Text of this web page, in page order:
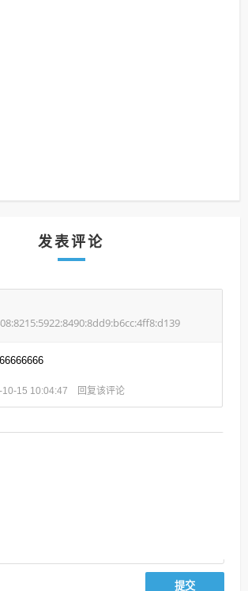
发表评论
15 10:04:47 回复该评论